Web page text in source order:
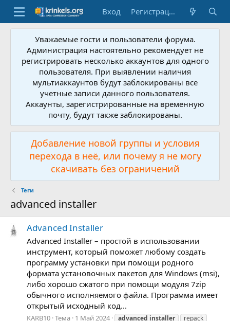
Вход Регистрация
Уважаемые гости и пользователи форума.
Администрация настоятельно рекомендует не
регистрировать несколько аккаунтов для одного
пользователя. При выявлении наличия
мультиаккаунтов будут заблокированы все
учетные записи данного пользователя.
Аккаунты, зарегистрированные на временную
почту, будут также заблокированы.
Добавление новой группы и условия
перехода в неё, или почему я не могу
скачивать без ограничений
Теги
advanced installer
Advanced Installer
Advanced Installer – простой в использовании
инструмент, который поможет любому создать
программу установки при помощи родного
формата установочных пакетов для Windows (msi),
либо хорошо сжатого при помощи модуля 7zip
обычного исполняемого файла. Программа имеет
открытый исходный код...
KARB10 Тема 1 Май 2024 advanced installer
repack